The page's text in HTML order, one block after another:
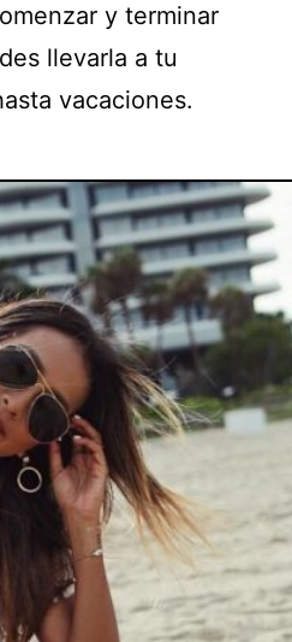
y terminar
llevarla a tu
vacaciones.